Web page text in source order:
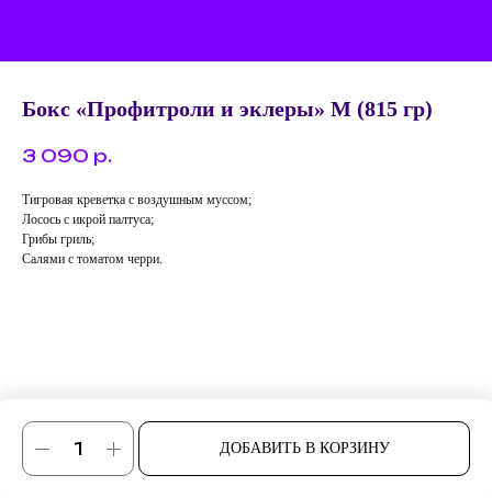
Бокс «Профитроли и эклеры» M (815 гр)
3 090 р.
ДОБАВИТЬ В КОРЗИНУ
Тигровая креветка с воздушным муссом;
Лосось с икрой палтуса;
Грибы гриль;
Салями с томатом черри.